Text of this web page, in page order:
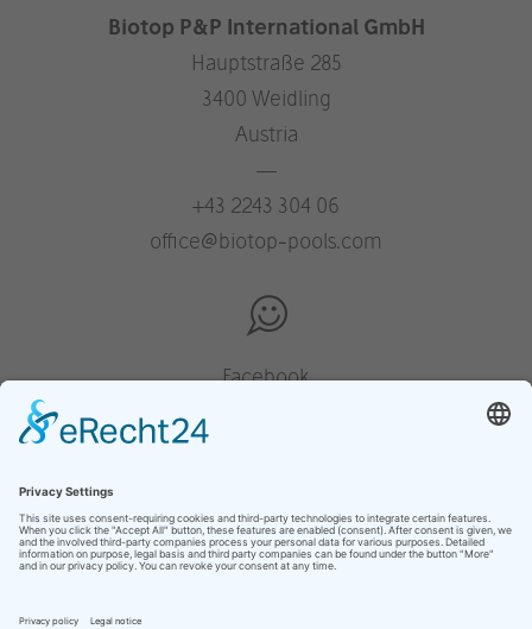
Biotop P&P International GmbH
Hauptstraße 285
3400 Weidling
Austria
—
+43 2243 304 06
office@biotop-pools.com
Facebook
YouTube